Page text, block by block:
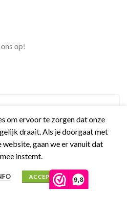
9,8
op!
om ervoor te zorgen dat onze
draait. Als je doorgaat met
website, gaan we er vanuit dat
instemt.
ACCEPT